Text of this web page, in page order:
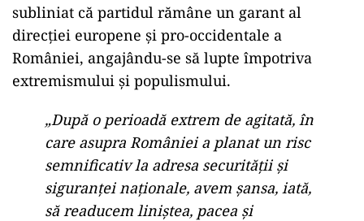
subliniat că partidul rămâne un garant al
direcției europene și pro-occidentale a
României, angajându-se să lupte împotriva
extremismului și populismului.
„După o perioadă extrem de agitată, în
care asupra României a planat un risc
semnificativ la adresa securității și
siguranței naționale, avem șansa, iată,
să readucem liniștea, pacea și